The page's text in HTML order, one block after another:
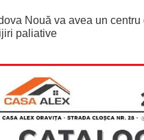
Nouă va avea un centru
paliative